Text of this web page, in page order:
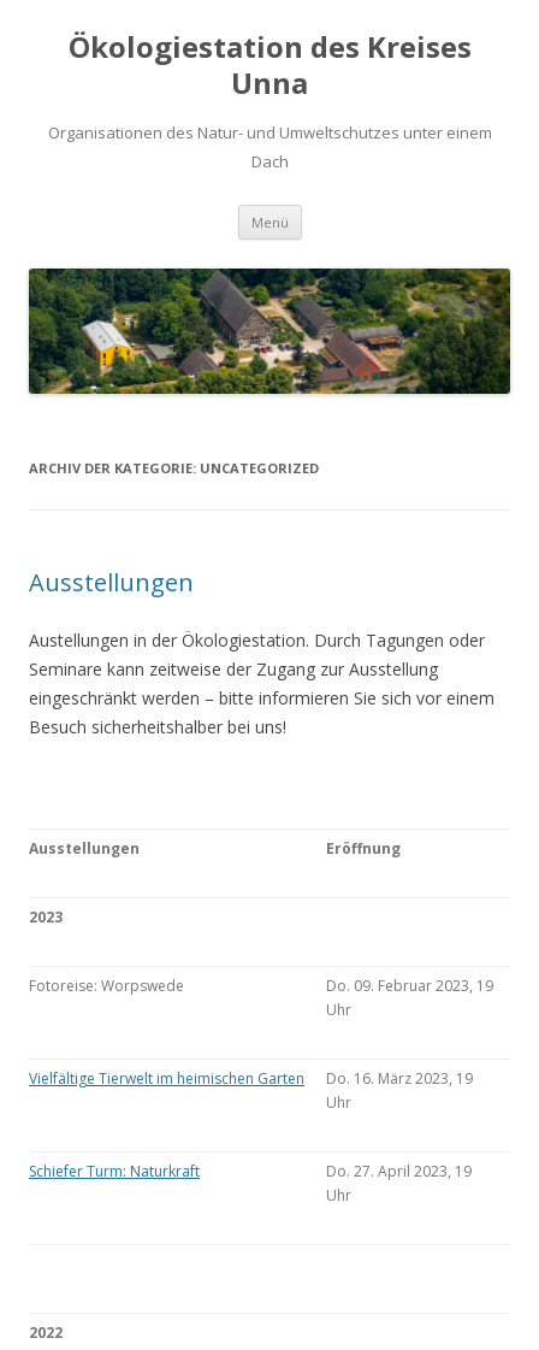
Ökologiestation des Kreises
Unna
Organisationen des Natur- und Umweltschutzes unter einem
Dach
Menü Zum
springen
ARCHIV DER KATEGORIE: UNCATEGORIZED
Ausstellungen
Austellungen in der Ökologiestation. Durch Tagungen oder
Seminare kann zeitweise der Zugang zur Ausstellung
eingeschränkt werden – bitte informieren Sie sich vor einem
Besuch sicherheitshalber bei uns!
Ausstellungen Eröffnung
2023
Fotoreise: Worpswede
Do. 09. Februar 2023, 19
Uhr
Vielfältige Tierwelt im heimischen Garten
Do. 16. März 2023, 19
Uhr
Schiefer Turm: Naturkraft
Do. 27. April 2023, 19
Uhr
2022